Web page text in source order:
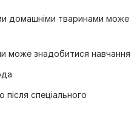
домашніми тваринами може
може знадобитися навчання
спеціального